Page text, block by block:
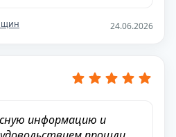
24.06.2026
информацию и